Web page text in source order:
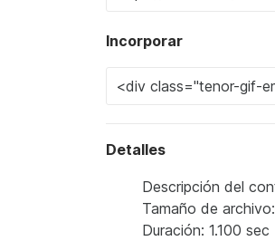
Incorporar
Detalles
Descripción del
Tamaño de
Duración: 1.100 sec